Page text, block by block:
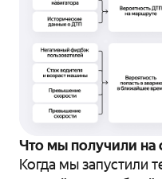
Что мы получили на
Когда мы запустили